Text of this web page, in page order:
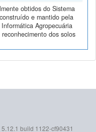
obtidos do Sistema
e mantido pela
Agropecuária
dos solos
5.12.1 build 1122-cf90431